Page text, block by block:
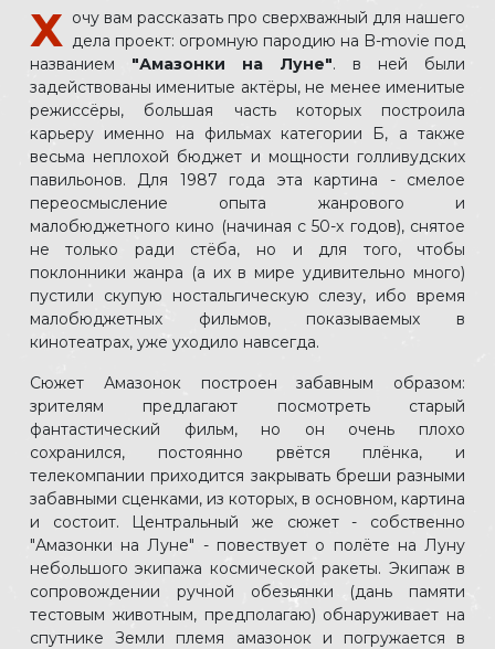
Х очу вам рассказать про сверхважный для нашего
дела проект: огромную пародию на B-movie под
названием "Амазонки на Луне". в ней были
задействованы именитые актёры, не менее именитые
режиссёры, большая часть которых построила
карьеру именно на фильмах категории Б, а также
весьма неплохой бюджет и мощности голливудских
павильонов. Для 1987 года эта картина - смелое
переосмысление опыта жанрового и
малобюджетного кино (начиная с 50-х годов), снятое
не только ради стёба, но и для того, чтобы
поклонники жанра (а их в мире удивительно много)
пустили скупую ностальгическую слезу, ибо время
малобюджетных фильмов, показываемых в
кинотеатрах, уже уходило навсегда.
Сюжет Амазонок построен забавным образом:
зрителям предлагают посмотреть старый
фантастический фильм, но он очень плохо
сохранился, постоянно рвётся плёнка, и
телекомпании приходится закрывать бреши разными
забавными сценками, из которых, в основном, картина
и состоит. Центральный же сюжет - собственно
"Амазонки на Луне" - повествует о полёте на Луну
небольшого экипажа космической ракеты. Экипаж в
сопровождении ручной обезьянки (дань памяти
тестовым животным, предполагаю) обнаруживает на
спутнике Земли племя амазонок и погружается в